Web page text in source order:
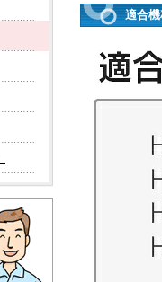
適合